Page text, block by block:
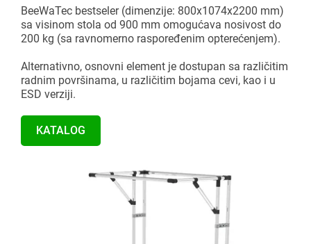
BeeWaTec bestseler (dimenzije: 800x1074x2200 mm)
sa visinom stola od 900 mm omogućava nosivost do
200 kg (sa ravnomerno raspoređenim opterećenjem).
Alternativno, osnovni element je dostupan sa različitim
radnim površinama, u različitim bojama cevi, kao i u
ESD verziji.
KATALOG